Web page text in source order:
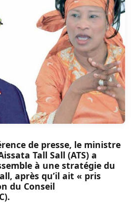
de presse, le ministre
Tall Sall (ATS) a
à une stratégie du
après qu’il ait « pris
du Conseil